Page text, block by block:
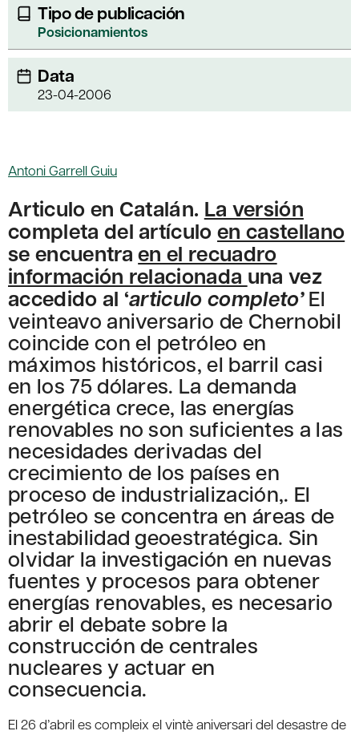
Tipo de publicación
Posicionamientos
Data
23-04-2006
Antoni Garrell Guiu
Articulo en Catalán. La versión
completa del artículoen castellano
se encuentraen el recuadro
información relacionada una vez
accedido al ‘articulo completo’El
veinteavo aniversario de Chernobil
coincide con el petróleo en
máximos históricos, el barril casi
en los 75 dólares. La demanda
energética crece, las energías
renovables no son suficientes a las
necesidades derivadas del
crecimiento de los países en
proceso de industrialización,. El
petróleo se concentra en áreas de
inestabilidad geoestratégica. Sin
olvidar la investigación en nuevas
fuentes y procesos para obtener
energías renovables, es necesario
abrir el debate sobre la
construcción de centrales
nucleares y actuar en
consecuencia.
El 26 d’abril es compleix el vintè aniversari del desastre de